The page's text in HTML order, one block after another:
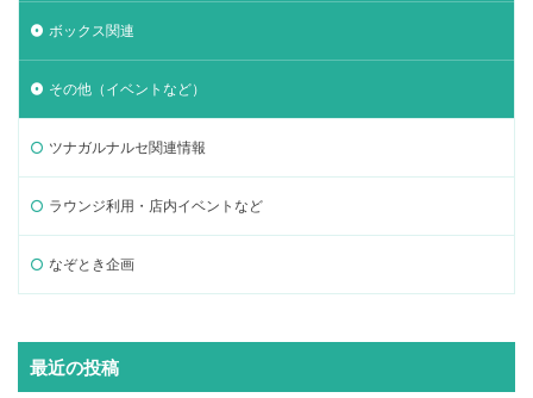
ボックス関連
その他（イベントなど）
ツナガルナルセ関連情報
ラウンジ利用・店内イベントなど
なぞとき企画
最近の投稿